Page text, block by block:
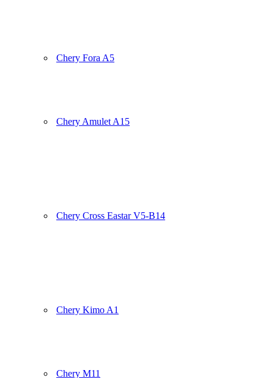
Chery Fora A5
Chery Amulet A15
Chery Cross Eastar V5-B14
Chery Kimo A1
Chery M11